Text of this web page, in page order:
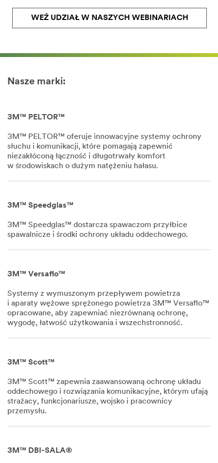
WEŹ UDZIAŁ W NASZYCH WEBINARIACH
Nasze marki:
3M™ PELTOR™
3M™ PELTOR™ oferuje innowacyjne systemy ochrony
słuchu i komunikacji, które pomagają zapewnić
niezakłóconą łączność i długotrwały komfort
w środowiskach o dużym natężeniu hałasu.
1,
3M™ Speedglas™
3M™ Speedglas™ dostarcza spawaczom przyłbice
spawalnicze i środki ochrony układu oddechowego.
1,
3M™ Versaflo™
Systemy z wymuszonym przepływem powietrza
i aparaty wężowe sprężonego powietrza 3M™ Versaflo™
opracowane, aby zapewniać niezrównaną ochronę,
wygodę, łatwość użytkowania i wszechstronność.
1,
3M™ Scott™
3M™ Scott™ zapewnia zaawansowaną ochronę układu
oddechowego i rozwiązania komunikacyjne, którym ufają
strażacy, funkcjonariusze, wojsko i pracownicy
przemysłu.
1,
3M™ DBI-SALA®